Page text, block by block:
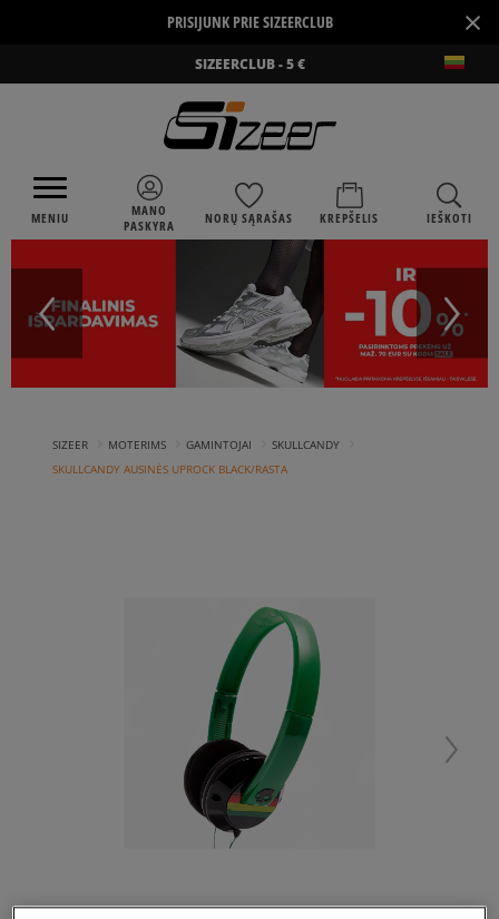
PRISIJUNK PRIE SIZEERCLUB ×
SIZEERCLUB - 5 €
MENIU
MANO
PASKYRA
NORŲ SĄRAŠAS KREPŠELIS IEŠKOTI
SIZEER MOTERIMS GAMINTOJAI SKULLCANDY
SKULLCANDY AUSINĖS UPROCK BLACK/RASTA